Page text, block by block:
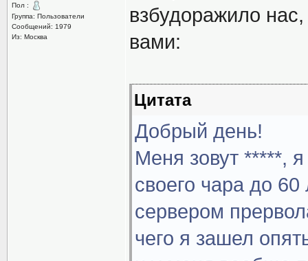
Пол :
Группа: Пользователи
Сообщений: 1979
Из: Москва
взбудоражило
вами:
Цитата
Добрый день!
Меня зовут *****,
своего чара до
сервером
чего я зашел